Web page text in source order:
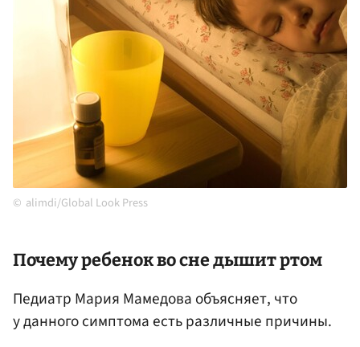
alimdi/Global Look Press
Почему ребенок во сне дышит ртом
Педиатр Мария Мамедова объясняет, что
у данного симптома есть различные причины.